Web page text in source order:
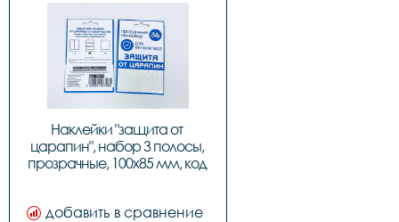
Наклейки "защита от
царапин", набор 3 полосы,
прозрачные, 100х85 мм, код
добавить в сравнение